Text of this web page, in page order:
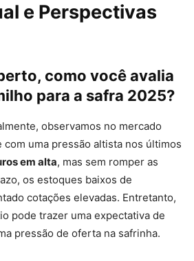
e Perspectivas
como você avalia
para a safra 2025?
observamos no mercado
uma pressão altista nos últimos
em alta, mas sem romper as
os estoques baixos de
cotações elevadas. Entretanto,
pode trazer uma expectativa de
pressão de oferta na safrinha.